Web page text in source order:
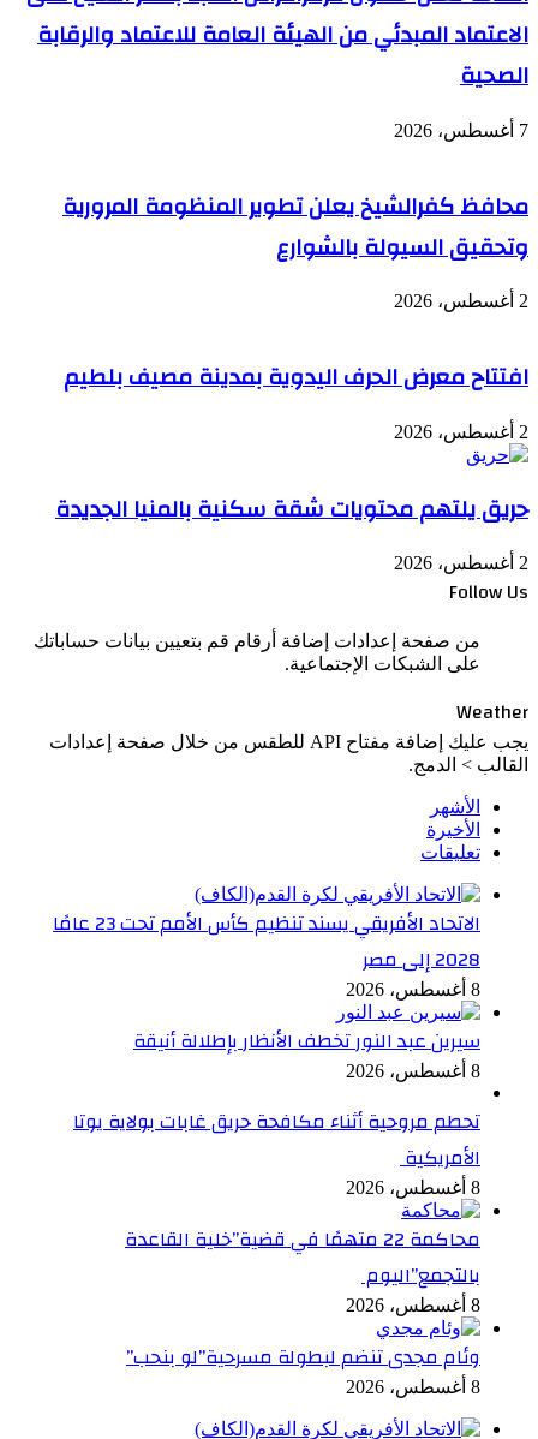
الاعتماد المبدئي من الهيئة العامة للاعتماد والرقابة
الصحية
7 أغسطس، 2026
محافظ كفرالشيخ يعلن تطوير المنظومة المرورية
وتحقيق السيولة بالشوارع
2 أغسطس، 2026
افتتاح معرض الحرف اليدوية بمدينة مصيف بلطيم
2 أغسطس، 2026
حريق يلتهم محتويات شقة سكنية بالمنيا الجديدة
2 أغسطس، 2026
Follow Us
من صفحة إعدادات إضافة أرقام قم بتعيين بيانات حساباتك
على الشبكات الإجتماعية.
Weather
يجب عليك إضافة مفتاح API للطقس من خلال صفحة إعدادات
القالب > الدمج.
الأشهر
الأخيرة
تعليقات
الاتحاد الأفريقي يسند تنظيم كأس الأمم تحت 23 عامًا
2028 إلى مصر
8 أغسطس، 2026
سيرين عبد النور تخطف الأنظار بإطلالة أنيقة
8 أغسطس، 2026
تحطم مروحية أثناء مكافحة حريق غابات بولاية يوتا
الأمريكية
8 أغسطس، 2026
محاكمة 22 متهمًا في قضية”خلية القاعدة
بالتجمع”اليوم
8 أغسطس، 2026
وئام مجدى تنضم لبطولة مسرحية”لو بنحب”
8 أغسطس، 2026